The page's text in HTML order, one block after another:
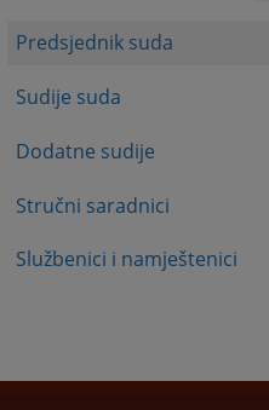
Predsjednik suda
Sudije suda
Dodatne sudije
Stručni saradnici
Službenici i namještenici